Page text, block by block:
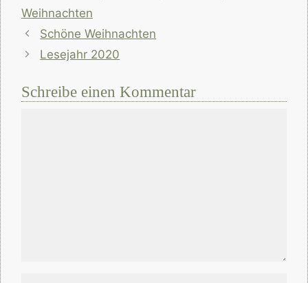
Weihnachten
Schöne Weihnachten
Lesejahr 2020
Schreibe einen Kommentar